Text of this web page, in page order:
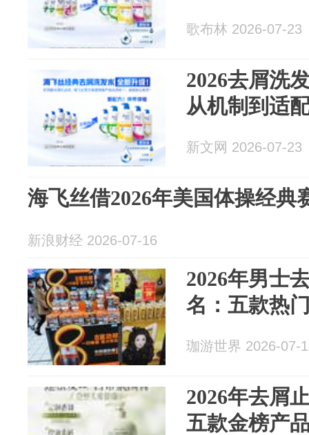
歌布林 2026-07-23
2026去屑洗
从机制到适
新文网 2026-07-23
海飞丝借2026年美国体操经
新浪财经 2026-07-16
2026年男士
名：五款热
珈游世界 2026-07-
2026年去屑
五款金榜产